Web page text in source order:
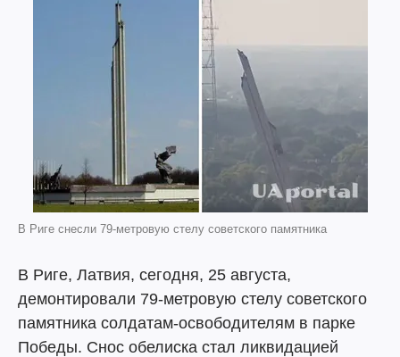
В Риге снесли 79-метровую стелу советского памятника
В Риге, Латвия, сегодня, 25 августа,
демонтировали 79-метровую стелу советского
памятника солдатам-освободителям в парке
Победы. Снос обелиска стал ликвидацией